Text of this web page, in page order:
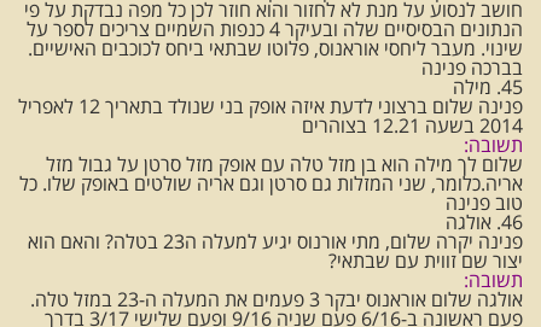
חושב לנסוע על מנת לא לחזור והוא חוזר לכן כל מפה נבדקת על פי
הנתונים הבסיסיים שלה ובעיקר 4 כנפות השמיים צריכים לספר על
שינוי. מעבר ליחסי אוראנוס, פלוטו שבתאי ביחס לכוכבים האישיים.
בברכה פנינה
45. מילה
פנינה שלום ברצוני לדעת איזה אופק בני שנולד בתאריך 12 לאפריל
2014 בשעה 12.21 בצוהרים
תשובה:
שלום לך מילה הוא בן מזל טלה עם אופק מזל סרטן על גבול מזל
אריה.כלומר, שני המזלות גם סרטן וגם אריה שולטים באופק שלו. כל
טוב פנינה
46. אולגה
פנינה יקרה שלום, מתי אורנוס יגיע למעלה ה23 בטלה? והאם הוא
יצור שם זווית עם שבתאי?
תשובה:
אולגה שלום אוראנוס יבקר 3 פעמים את המעלה ה-23 במזל טלה.
פעם ראשונה ב-6/16 פעם שניה 9/16 ופעם שלישי 3/17 בדרך